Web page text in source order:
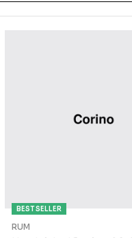
BEST SELLER
RUM